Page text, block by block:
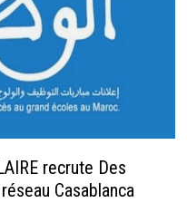
recrute Des
Casablanca